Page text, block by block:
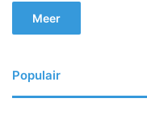
Meer
Populair